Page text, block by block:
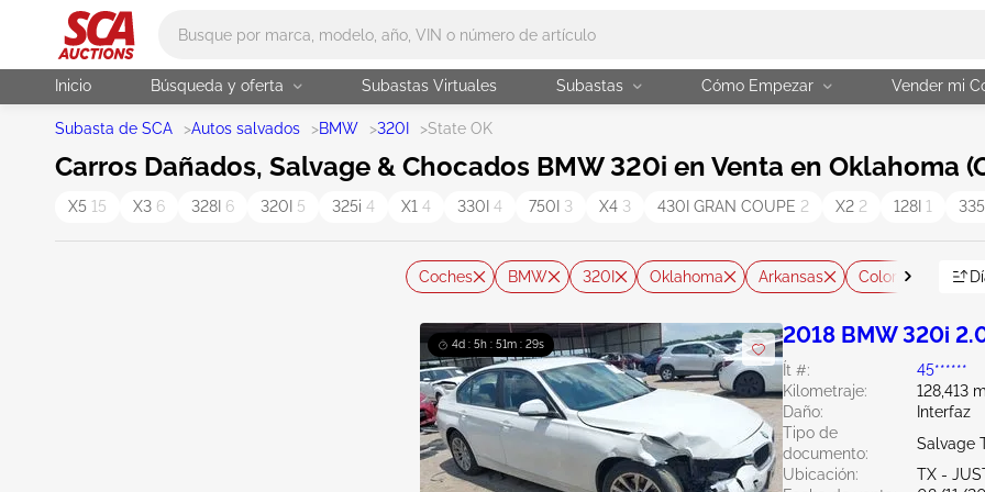
Inicio Búsqueda y oferta Subastas Virtuales Subastas Cómo Empezar Vender mi
Subasta de SCA >Autos salvados >BMW >320I >State OK
Carros Dañados, Salvage & Chocados BMW 320i en Venta en Oklahoma
X5 15 X3 6 328I 6 320I 5 325i 4 X1 4 330I 4 750I 3 X4 3 430I GRAN COUPE 2 X2 2 128I 1 335I
Coches BMW 320I Oklahoma Arkansas Colorado
4d : 5h : 51m : 27s 2018 BMW 320i
Ít #:
45******
Kilometraje:
128,413
Daño:
Interfaz
Tipo de
documento:
Salvage
Ubicación:
TX -